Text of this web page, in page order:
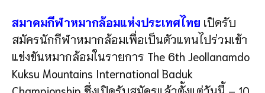
สมาคมกีฬาหมากล้อมแห่งประเทศไทย เปิดรับ
สมัครนักกีฬาหมากล้อมเพื่อเป็นตัวแทนไปร่วมเข้า
แข่งขันหมากล้อมในรายการ The 6th Jeollanamdo
Kuksu Mountains International Baduk